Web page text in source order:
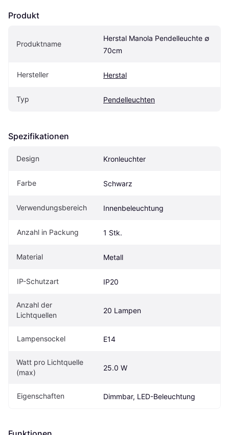
Produkt
Produktname
Herstal Manola Pendelleuchte ∅
70cm
Hersteller Herstal
Typ Pendelleuchten
Spezifikationen
Design Kronleuchter
Farbe Schwarz
Verwendungsbereich Innenbeleuchtung
Anzahl in Packung 1 Stk.
Material Metall
IP-Schutzart IP20
Anzahl der
Lichtquellen
20 Lampen
Lampensockel E14
Watt pro Lichtquelle
(max)
25.0 W
Eigenschaften Dimmbar, LED-Beleuchtung